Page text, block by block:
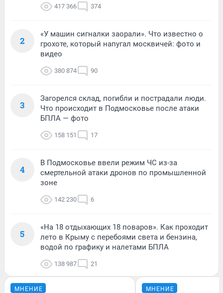
417 366 374
2
«У машин сигналки заорали». Что известно о
грохоте, который напугал москвичей: фото и
видео
380 874 90
3
Загорелся склад, погибли и пострадали люди.
Что происходит в Подмосковье после атаки
БПЛА — фото
158 151 17
4
В Подмосковье ввели режим ЧС из-за
смертельной атаки дронов по промышленной
зоне
142 230 6
5
«На 18 отдыхающих 18 поваров». Как проходит
лето в Крыму с перебоями света и бензина,
водой по графику и налетами БПЛА
138 987 21
МНЕНИЕ МНЕНИЕ